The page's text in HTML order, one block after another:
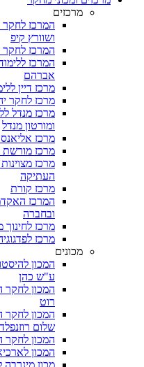
מרכזים
המרכז
ושוורץ קיפ
המרכז לחקר
המרכז
אברהם
מרכז דיין
מרכז לחקר
מרכז מנדל
ומורטון מנדל
מרכז אליאנס
מרכז מורשת
מרכז
העתיקה
מרכז קורת
המרכז
ובחברה
מרכז לחינוך
מרכז
מכונים
המכון
ע"ש כהן
המכון לחקר
רוט
המכון לחקר
שלום רוזנפלד
המכון לחקר
המכון
מכון מינרבה